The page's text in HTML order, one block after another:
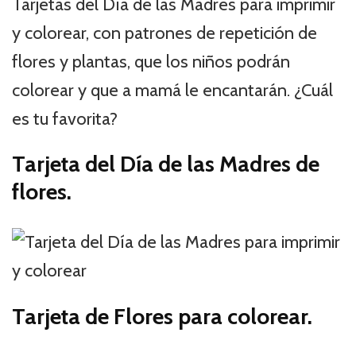
Tarjetas del Día de las Madres para imprimir
y colorear, con patrones de repetición de
flores y plantas, que los niños podrán
colorear y que a mamá le encantarán. ¿Cuál
es tu favorita?
Tarjeta del Día de las Madres de
flores.
Tarjeta de Flores para colorear.